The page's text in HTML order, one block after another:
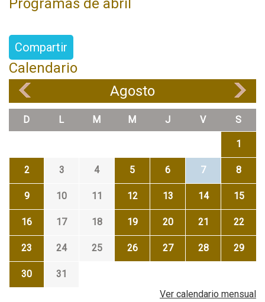
Programas de abril
Compartir
Calendario
Agosto
D L M M J V S
1
2 3 4 5 6 7 8
9 10 11 12 13 14 15
16 17 18 19 20 21 22
23 24 25 26 27 28 29
30
31
Ver calendario mensual